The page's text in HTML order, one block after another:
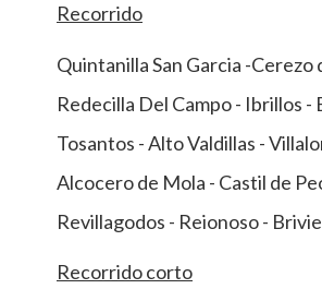
Recorrido
Quintanilla San Garcia -Cerezo
Redecilla Del Campo - Ibrillos -
Tosantos - Alto Valdillas -
Alcocero de Mola - Castil de
Revillagodos - Reionoso -
Recorrido corto